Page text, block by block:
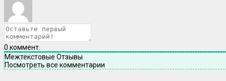
0 коммент.
Межтекстовые Отзывы
Посмотреть все комментарии